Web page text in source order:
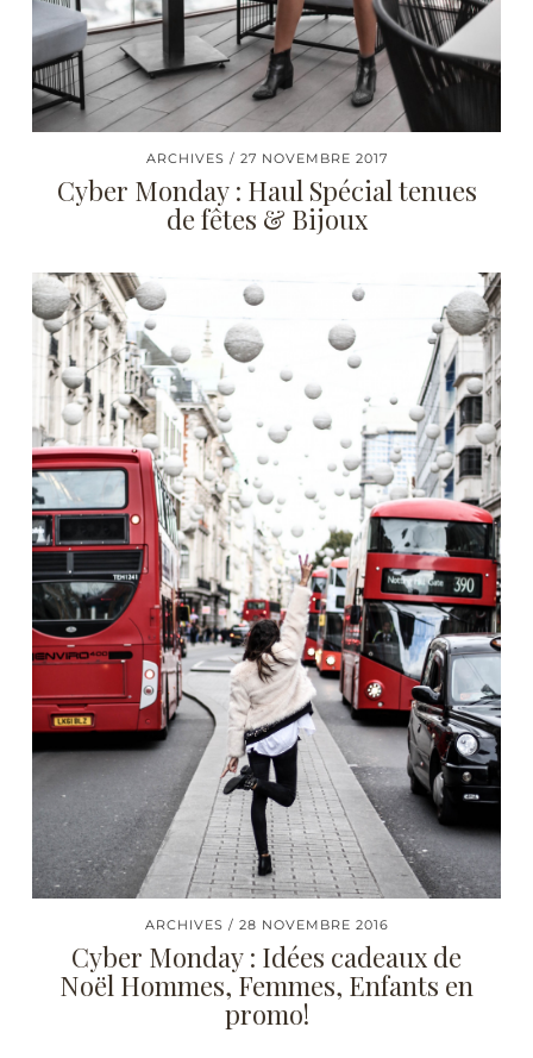
ARCHIVES 27 NOVEMBRE 2017
Cyber Monday : Haul Spécial tenues
de fêtes & Bijoux
ARCHIVES 28 NOVEMBRE 2016
Cyber Monday : Idées cadeaux de
Noël Hommes, Femmes, Enfants en
promo!